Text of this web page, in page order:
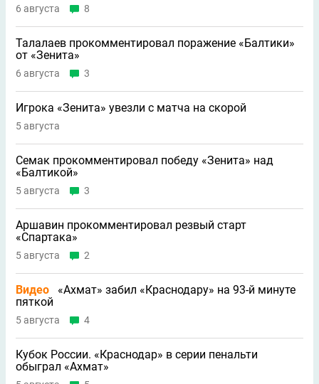
6 августа 8
Талалаев прокомментировал поражение «Балтики»
от «Зенита»
6 августа 3
Игрока «Зенита» увезли с матча на скорой
5 августа
Семак прокомментировал победу «Зенита» над
«Балтикой»
5 августа 3
Аршавин прокомментировал резвый старт
«Спартака»
5 августа 2
Видео
«Ахмат» забил «Краснодару» на 93-й минуте
пяткой
5 августа 4
Кубок России. «Краснодар» в серии пенальти
обыграл «Ахмат»